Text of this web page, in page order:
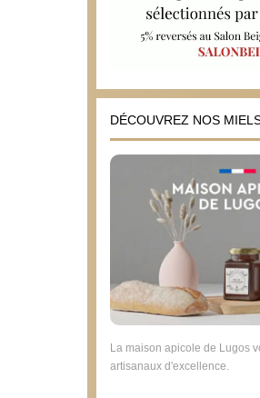
DÉCOUVREZ NOS
La maison apicole de Lugos
artisanaux d'excellence.